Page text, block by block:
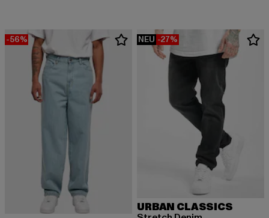
-56% NEU -27%
URBAN CLASSICS